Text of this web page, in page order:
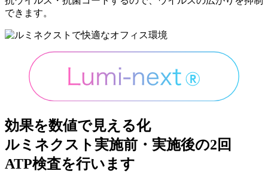
できます。
効果を数値で見える化
ルミネクスト実施前・実施後の2回
ATP検査を行います